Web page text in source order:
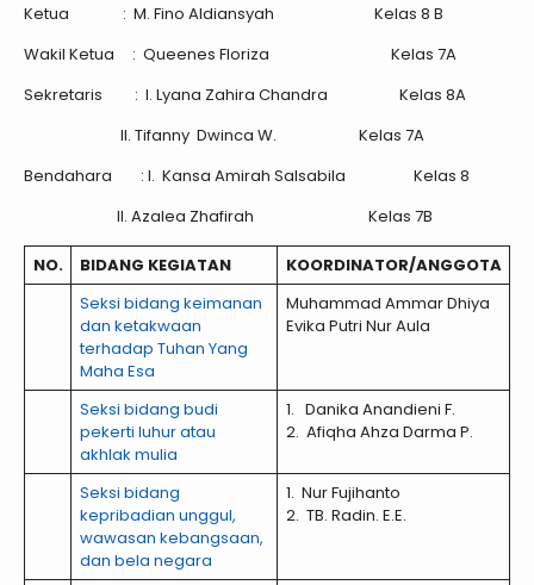
Ketua : M. Fino Aldiansyah Kelas 8 B
Wakil Ketua : Queenes Floriza Kelas 7A
Sekretaris : I. Lyana Zahira Chandra Kelas 8A
II. Tifanny Dwinca W. Kelas 7A
Bendahara : I. Kansa Amirah Salsabila Kelas 8
II. Azalea Zhafirah Kelas 7B
NO. BIDANG KEGIATAN
KOORDINATOR/ANGGOTA
Seksi bidang keimanan
dan ketakwaan
terhadap Tuhan Yang
Maha Esa
Muhammad Ammar Dhiya
Evika Putri Nur Aula
Seksi bidang budi
pekerti luhur atau
akhlak mulia
1. Danika Anandieni F.
2. Afiqha Ahza Darma P.
Seksi bidang
kepribadian unggul,
wawasan kebangsaan,
dan bela negara
1. Nur Fujihanto
2. TB. Radin. E.E.